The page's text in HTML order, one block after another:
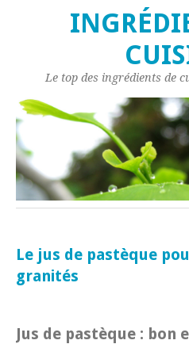
Le top des ingrédients de
Le jus de pastèque
granités
Jus de pastèque : bon